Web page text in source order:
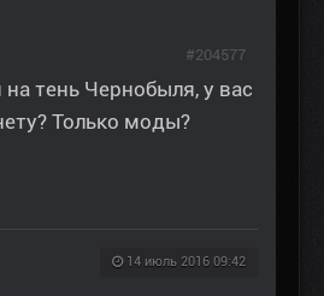
тень Чернобыля, у вас
Только моды?
14 июль 2016 09:42
#204577